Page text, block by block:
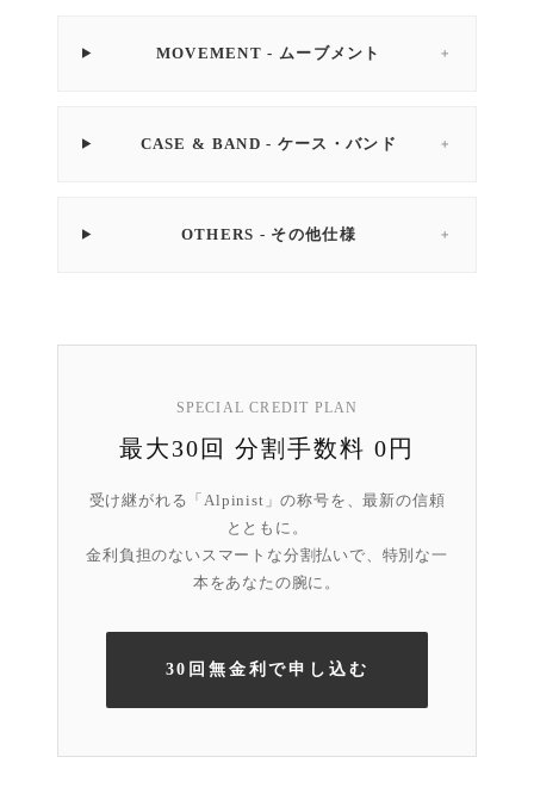
MOVEMENT - ムーブメント ＋
CASE & BAND - ケース・バンド ＋
OTHERS - その他仕様 ＋
SPECIAL CREDIT PLAN
最大30回 分割手数料 0円
受け継がれる「Alpinist」の称号を、最新の信頼
とともに。
金利負担のないスマートな分割払いで、特別な一
本をあなたの腕に。
30回無金利で申し込む